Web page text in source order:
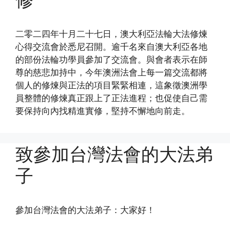
二零二四年十月二十七日，澳大利亞法輪大法修煉
心得交流會於悉尼召開。逾千名來自澳大利亞各地
的部份法輪功學員參加了交流會。與會者表示在師
尊的慈悲加持中，今年澳洲法會上每一篇交流都將
個人的修煉與正法的項目緊緊相連，這象徵澳洲學
員整體的修煉真正跟上了正法進程；也促使自己需
要保持向內找精進實修，堅持不懈地向前走。
致參加台灣法會的大法弟
子
參加台灣法會的大法弟子：大家好！